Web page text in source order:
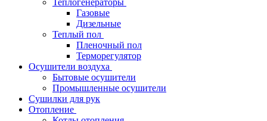
Теплогенераторы
Газовые
Дизельные
Теплый пол
Пленочный пол
Терморегулятор
Осушители воздуха
Бытовые осушители
Промышленные осушители
Сушилки для рук
Отопление